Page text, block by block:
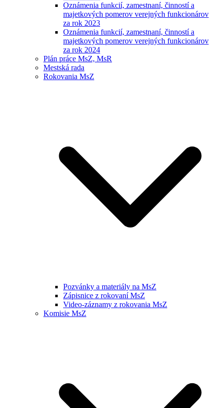
Oznámenia funkcií, zamestnaní, činností a
majetkových pomerov verejných funkcionárov
za rok 2023
Oznámenia funkcií, zamestnaní, činností a
majetkových pomerov verejných funkcionárov
za rok 2024
Plán práce MsZ, MsR
Mestská rada
Rokovania MsZ
Pozvánky a materiály na MsZ
Zápisnice z rokovaní MsZ
Video-záznamy z rokovania MsZ
Komisie MsZ